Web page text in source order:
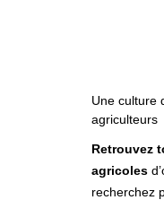
Une culture
agriculteurs
Retrouvez
agricoles
recherchez